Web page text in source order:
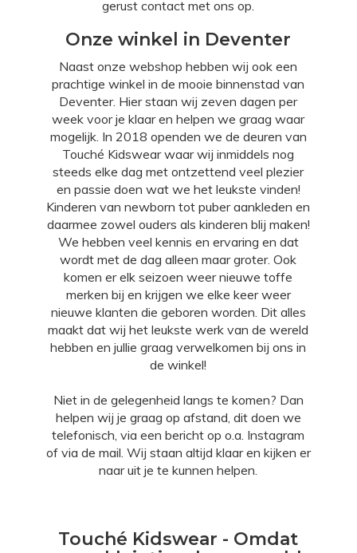
gerust contact met ons op.
Onze winkel in Deventer
Naast onze webshop hebben wij ook een
prachtige winkel in de mooie binnenstad van
Deventer. Hier staan wij zeven dagen per
week voor je klaar en helpen we graag waar
mogelijk. In 2018 openden we de deuren van
Touché Kidswear waar wij inmiddels nog
steeds elke dag met ontzettend veel plezier
en passie doen wat we het leukste vinden!
Kinderen van newborn tot puber aankleden en
daarmee zowel ouders als kinderen blij maken!
We hebben veel kennis en ervaring en dat
wordt met de dag alleen maar groter. Ook
komen er elk seizoen weer nieuwe toffe
merken bij en krijgen we elke keer weer
nieuwe klanten die geboren worden. Dit alles
maakt dat wij het leukste werk van de wereld
hebben en jullie graag verwelkomen bij ons in
de winkel!
Niet in de gelegenheid langs te komen? Dan
helpen wij je graag op afstand, dit doen we
telefonisch, via een bericht op o.a. Instagram
of via de mail. Wij staan altijd klaar en kijken er
naar uit je te kunnen helpen.
Touché Kidswear - Omdat